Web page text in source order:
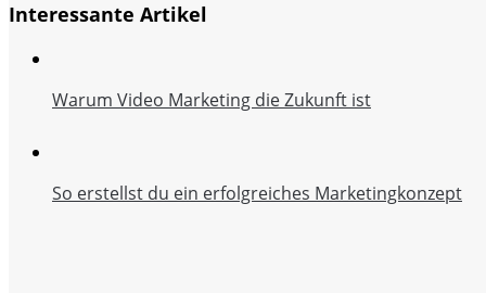
Interessante Artikel
Warum Video Marketing die Zukunft ist
So erstellst du ein erfolgreiches Marketingkonzept